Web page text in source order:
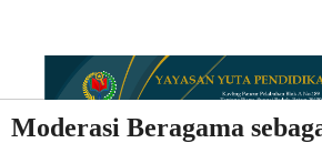
Moderasi Beragama